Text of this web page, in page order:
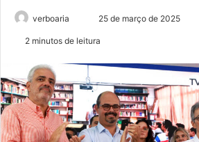
verboaria
Mande
mail
25 de março de 2025
2 minutos de leitura